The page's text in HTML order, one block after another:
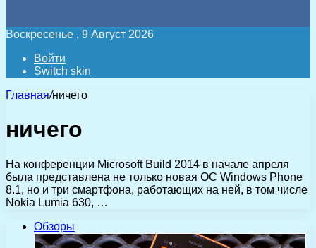
Воскресенье , 9 Август 2026
Войти
Switch skin
Главная/ничего
ничего
На конференции Microsoft Build 2014 в начале апреля
была представлена не только новая ОС Windows Phone
8.1, но и три смартфона, работающих на ней, в том числе
Nokia Lumia 630, …
Обзоры